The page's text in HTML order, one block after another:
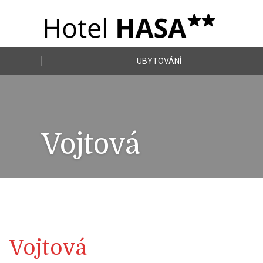
UBYTOVÁNÍ
Vojtová
Vojtová